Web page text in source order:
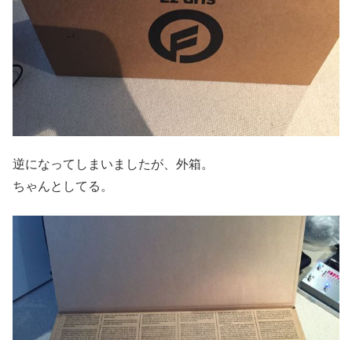
逆になってしまいましたが、外箱。
ちゃんとしてる。